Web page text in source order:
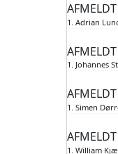
AFMELDT
1. Adrian
AFMELDT
1. Johannes
AFMELDT
1. Simen
AFMELDT
1. William